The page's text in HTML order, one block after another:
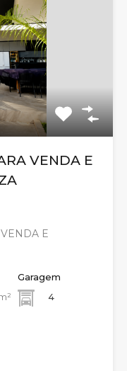
VENDA E
E
Garagem
4